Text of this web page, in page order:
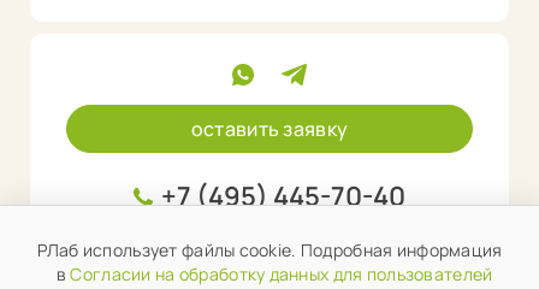
оставить заявку
+7 (495) 445-70-40
info@rlab.store
РЛаб использует файлы cookie. Подробная информация
вСогласии на обработку данных для пользователей